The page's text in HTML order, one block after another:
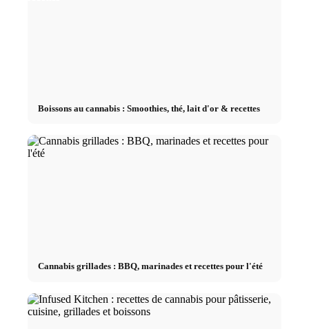
Boissons au cannabis : Smoothies, thé, lait d'or & recettes
Cannabis grillades : BBQ, marinades et recettes pour l'été